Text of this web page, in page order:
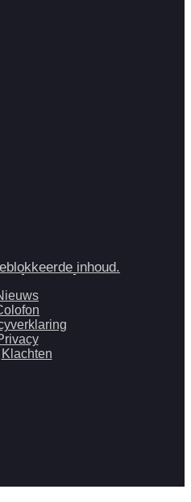
inhoud.
Klachten